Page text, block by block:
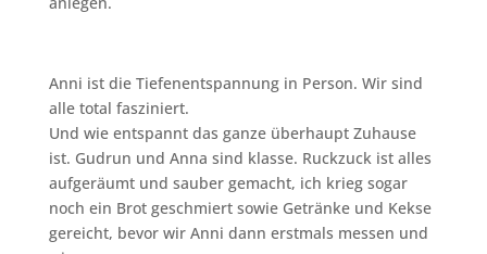
Anni ist die Tiefenentspannung in Person. Wir sind
alle total fasziniert.
Und wie entspannt das ganze überhaupt Zuhause
ist. Gudrun und Anna sind klasse. Ruckzuck ist alles
aufgeräumt und sauber gemacht, ich krieg sogar
noch ein Brot geschmiert sowie Getränke und Kekse
gereicht, bevor wir Anni dann erstmals messen und